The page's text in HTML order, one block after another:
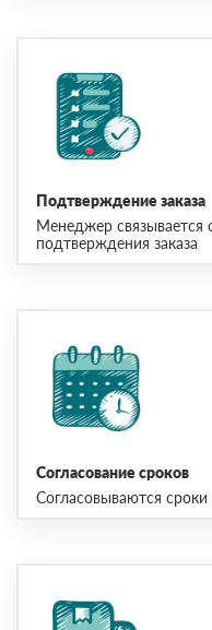
Подтверждение заказа
Менеджер связывается
подтверждения заказа
Согласование сроков
Согласовываются сроки